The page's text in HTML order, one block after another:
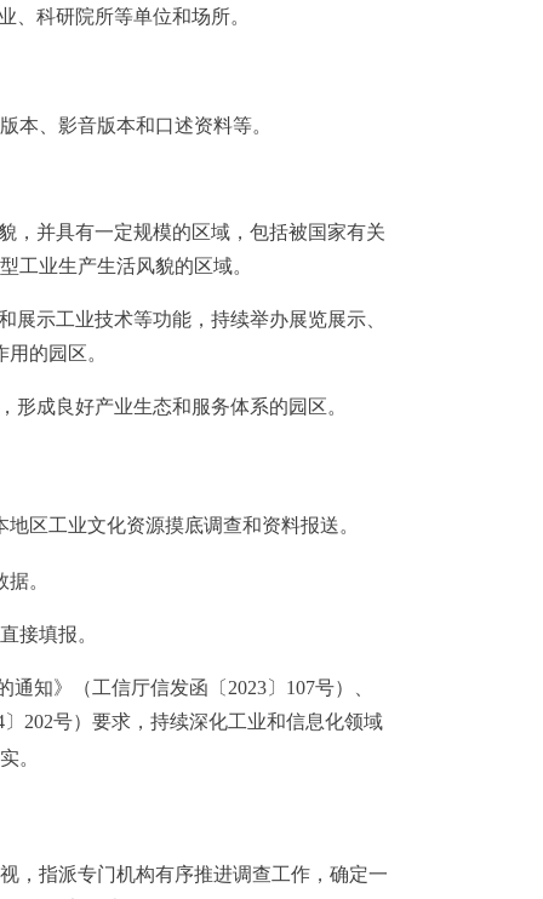
、 科研院所等单位和场所。
、影音版本和口述资料等。
，并具有一定规模的区域，包括被国家有关
工业生产生活风貌的区域。
示工业技术等功能，持续举办展览展示、
的园区。
成良好产业生态和服务体系的园区。
地区工业文化资源摸底调查和资料报送。
。
接填报。
通知》（工信厅信发函〔 2023〕 107号）、
〕 202号）要求，持续深化工业和信息化领域
。
，指派专门机构有序推进调查工作，确定一